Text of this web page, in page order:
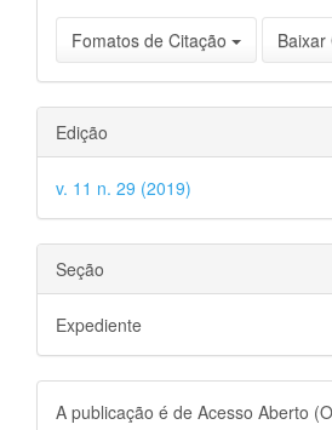
Fomatos de Citação Baixar
Edição
v. 11 n. 29 (2019)
Seção
Expediente
A publicação é de Acesso Aberto